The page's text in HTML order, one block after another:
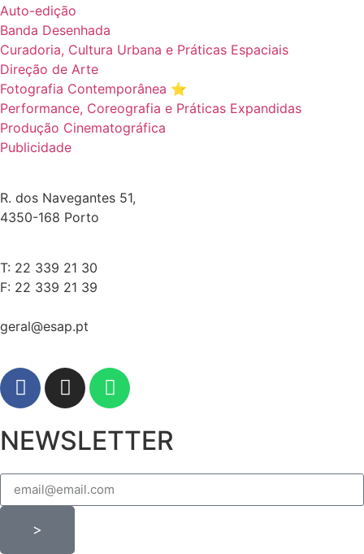
Auto-edição
Banda Desenhada
Curadoria, Cultura Urbana e Práticas Espaciais
Direção de Arte
Fotografia Contemporânea ⭐️
Performance, Coreografia e Práticas Expandidas
Produção Cinematográfica
Publicidade
R. dos Navegantes 51,
4350-168 Porto
T: 22 339 21 30
F: 22 339 21 39
geral@esap.pt
NEWSLETTER
>